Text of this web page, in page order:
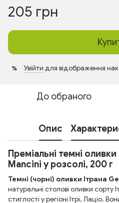
205 грн
% Увійти для відображення
До обраного
Опис
Преміальні темні
Mancini у розсолі, 200 г
Темні (чорні) оливки Ітрана
натуральні столові оливки сорту
стиглості у регіоні Ітрі, Лаціо.